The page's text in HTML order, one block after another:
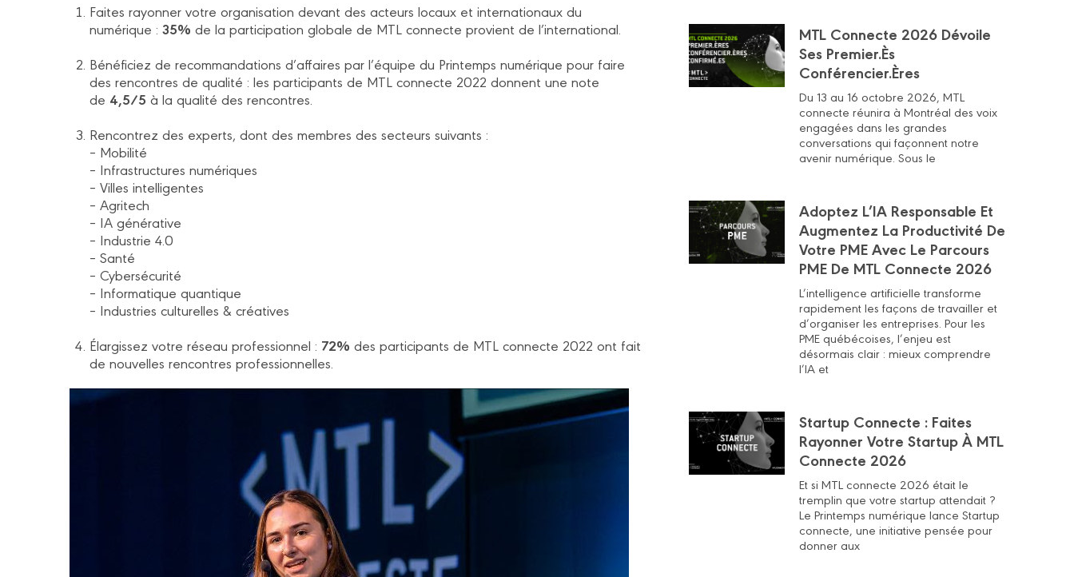
Faites rayonner votre organisation devant des acteurs locaux et internationaux du
numérique : 35% de la participation globale de MTL connecte provient de l’international.
Bénéficiez de recommandations d’affaires par l’équipe du Printemps numérique pour faire
des rencontres de qualité : les participants de MTL connecte 2022 donnent une note
de 4,5/5 à la qualité des rencontres.
Rencontrez des experts, dont des membres des secteurs suivants :
– Mobilité
– Infrastructures numériques
– Villes intelligentes
– Agritech
– IA générative
– Industrie 4.0
– Santé
– Cybersécurité
– Informatique quantique
– Industries culturelles & créatives
Élargissez votre réseau professionnel : 72% des participants de MTL connecte 2022 ont fait
de nouvelles rencontres professionnelles.
MTL Connecte 2026 Dévoile
Ses Premier.ès
Conférencier.ères
Du 13 au 16 octobre 2026, MTL
connecte réunira à Montréal des voix
engagées dans les grandes
conversations qui façonnent notre
avenir numérique. Sous le
Adoptez L’IA Responsable Et
Augmentez La Productivité De
Votre PME Avec Le Parcours
PME De MTL Connecte 2026
L’intelligence artificielle transforme
rapidement les façons de travailler et
d’organiser les entreprises. Pour les
PME québécoises, l’enjeu est
désormais clair : mieux comprendre
l’IA et
Startup Connecte : Faites
Rayonner Votre Startup À MTL
Connecte 2026
Et si MTL connecte 2026 était le
tremplin que votre startup attendait ?
Le Printemps numérique lance Startup
connecte, une initiative pensée pour
donner aux